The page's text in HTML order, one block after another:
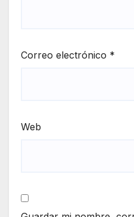
Correo electrónico *
Web